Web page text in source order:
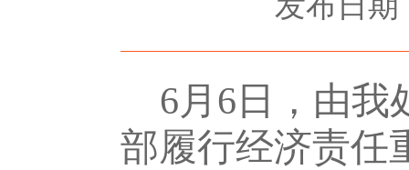
6月6日，由我
部履行经济责任